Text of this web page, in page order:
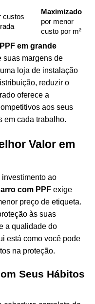
custos
Maximizado
por menor
custo por m²
em grande
suas margens de
loja de instalação
reduzir o
oferece a
aos seus
em cada trabalho.
Valor em
investimento ao
com PPF exige
preço de etiqueta.
às suas
a qualidade do
está como você pode
na proteção.
Seus Hábitos